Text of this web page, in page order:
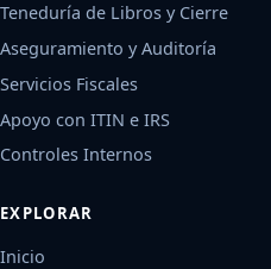
Teneduría de Libros y Cierre
Aseguramiento y Auditoría
Servicios Fiscales
Apoyo con ITIN e IRS
Controles Internos
EXPLORAR
Inicio